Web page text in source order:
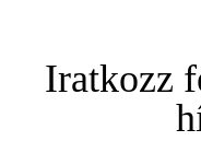
Iratkozz